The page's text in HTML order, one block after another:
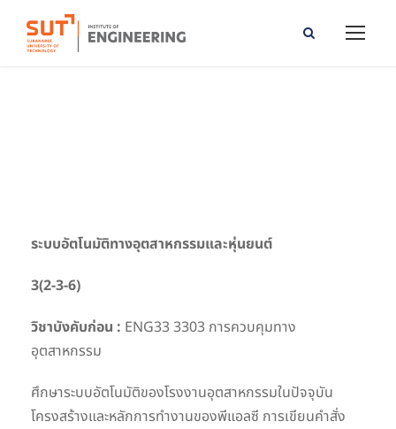
ระบบอัตโนมัติทางอุตสาหกรรมและหุ่นยนต์
3(2-3-6)
วิชาบังคับก่อน : ENG33 3303 การควบคุมทาง
อุตสาหกรรม
ศึกษาระบบอัตโนมัติของโรงงานอุตสาหกรรมในปัจจุบัน
โครงสร้างและหลักการทำงานของพีแอลซี การเขียนคำสั่ง